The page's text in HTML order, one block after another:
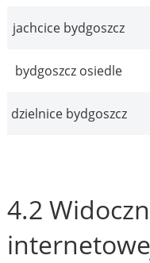
jachcice bydgoszcz
bydgoszcz osiedle
dzielnice bydgoszcz
4.2